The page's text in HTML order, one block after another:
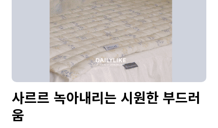
사르르 녹아내리는 시원한 부드러
움